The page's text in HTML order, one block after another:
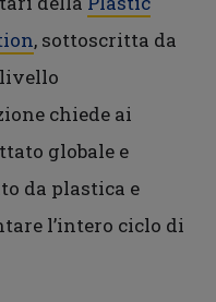
, sottoscritta da
chiede ai
globale e
da plastica e
l’intero ciclo di